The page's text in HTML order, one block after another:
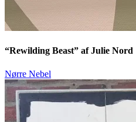
“Rewilding Beast” af Julie Nord
Nørre Nebel